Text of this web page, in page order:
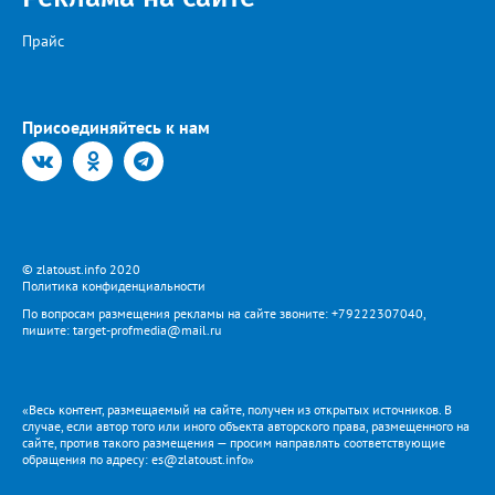
Прайс
Присоединяйтесь к нам
© zlatoust.info 2020
Политика конфиденциальности
По вопросам размещения рекламы на сайте звоните: +79222307040,
пишите: target-profmedia@mail.ru
«Весь контент, размещаемый на сайте, получен из открытых источников. В
случае, если автор того или иного объекта авторского права, размещенного на
сайте, против такого размещения — просим направлять соответствующие
обращения по адресу: es@zlatoust.info»